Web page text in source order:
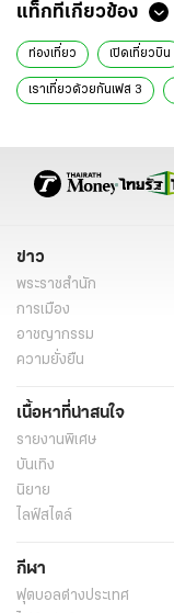
แท็กที่เกี่ยวข้อง
ท่องเที่ยว เปิดเที่ยวบิน
เราเที่ยวด้วยกันเฟส 3
ข่าว
พระราชสำนัก
การเมือง
อาชญากรรม
ความยั่งยืน
เนื้อหาที่น่าสนใจ
รายงานพิเศษ
บันเทิง
นิยาย
ไลฟ์สไตล์
กีฬา
ฟุตบอลต่่างประเทศ